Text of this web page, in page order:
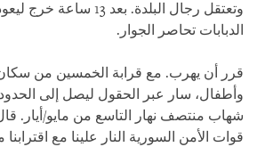
وتعتقل رجال البلدة. بعد 13
الدبابات تحاصر الجوار.
قرر أن يهرب. مع قرابة الخمسين من سكان
وأطفال، سار عبر الحقول ليصل إلى
شهاب منتصف نهار التاسع من مايو/أيار.
قوات الأمن السورية النار علينا مع